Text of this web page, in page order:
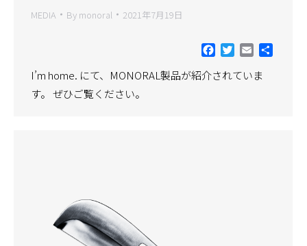
MEDIA By monoral 2021年7月19日
Facebook
Twitter
Email
I’m home. にて、MONORAL製品が紹介されていま
す。 ぜひご覧ください。